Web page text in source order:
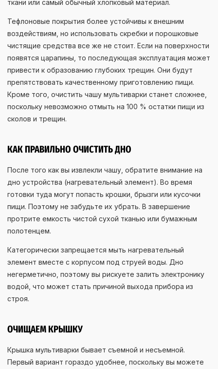
ткани или самый обычный хлопковый материал.
Тефлоновые покрытия более устойчивы к внешним
воздействиям, но использовать скребки и порошковые
чистящие средства все же не стоит. Если на поверхности
появятся царапины, то последующая эксплуатация может
привести к образованию глубоких трещин. Они будут
препятствовать качественному приготовлению пищи.
Кроме того, очистить чашу мультиварки станет сложнее,
поскольку невозможно отмыть на 100 % остатки пищи из
сколов и трещин.
КАК ПРАВИЛЬНО ОЧИСТИТЬ ДНО
После того как вы извлекли чашу, обратите внимание на
дно устройства (нагревательный элемент). Во время
готовки туда могут попасть крошки, брызги или кусочки
пищи. Поэтому не забудьте их убрать. В завершение
протрите емкость чистой сухой тканью или бумажным
полотенцем.
Категорически запрещается мыть нагревательный
элемент вместе с корпусом под струей воды. Дно
негерметично, поэтому вы рискуете залить электронику
водой, что может стать причиной выхода прибора из
строя.
ОЧИЩАЕМ КРЫШКУ
Крышка мультиварки бывает съемной и несъемной.
Первый вариант гораздо удобнее, поскольку вы можете